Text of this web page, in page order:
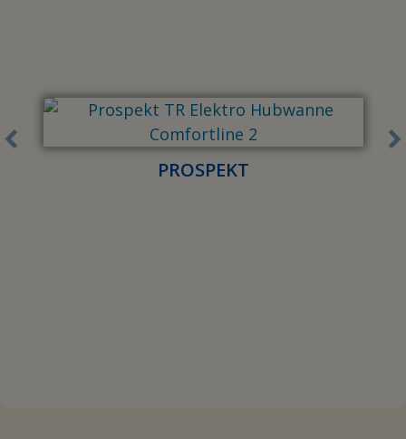
PROSPEKT